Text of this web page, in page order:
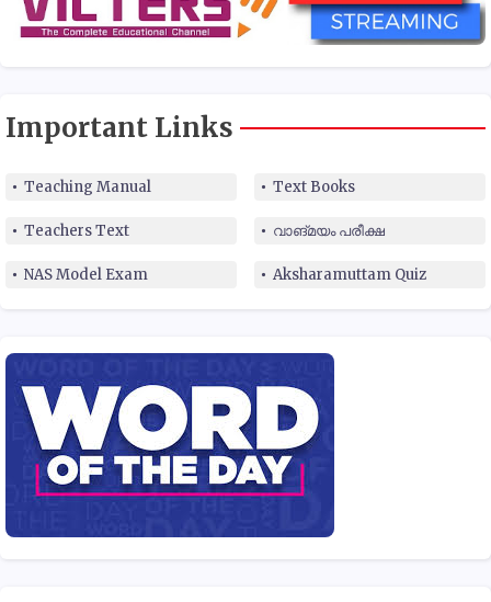
Important Links
Teaching Manual Text Books
Teachers Text വാങ്മയം പരീക്ഷ
NAS Model Exam Aksharamuttam Quiz